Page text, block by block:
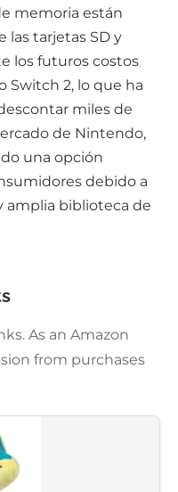
memoria están
las tarjetas SD y
los futuros costos
Switch 2, lo que ha
miles de
de Nintendo,
una opción
debido a
biblioteca de
As an Amazon
from purchases